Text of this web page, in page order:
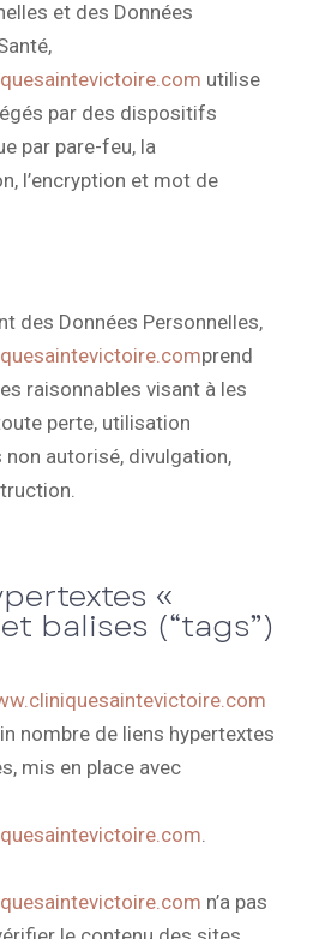
et des Données
utilise
par des dispositifs
par pare-feu, la
l’encryption et mot de
des Données Personnelles,
prend
raisonnables visant à les
perte, utilisation
non autorisé, divulgation,
«
balises (“tags”)
nombre de liens hypertextes
mis en place avec
.
n’a pas